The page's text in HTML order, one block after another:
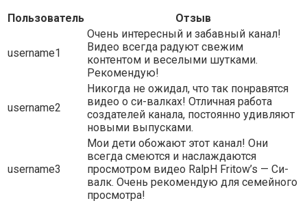
Пользователь
Отзыв
username1
Очень интересный и забавный канал!
Видео всегда радуют свежим
контентом и веселыми шутками.
Рекомендую!
username2
Никогда не ожидал, что так понравятся
видео о си-валках! Отличная работа
создателей канала, постоянно удивляют
новыми выпусками.
username3
Мои дети обожают этот канал! Они
всегда смеются и наслаждаются
просмотром видео RalpH Fritow’s — Си-
валк. Очень рекомендую для семейного
просмотра!